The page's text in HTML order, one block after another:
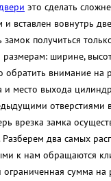
это сделать
вставлен вовнутрь
замок получиться
ширине,
обратить внимание на
и место выхода
отверстиями
врезка замка
два самых
к нам обращаются
сумма на